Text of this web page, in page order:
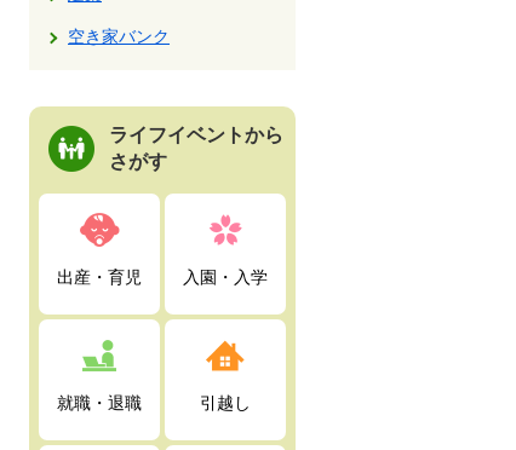
空き家バンク
ライフイベントから
さがす
出産・育児 入園・入学
就職・退職 引越し